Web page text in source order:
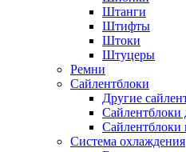
Штанги
Штифты
Штоки
Штуцеры
Ремни
Сайлентблоки
Другие
Сайлентблоки
Сайлентблоки
Система охлаждения